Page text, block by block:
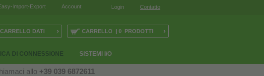
Login Contatto
Account
Import-Export
DI CONNESSIONE SISTEMI I/O
CARRELLO | 0 PRODOTTI ›
CARRELLO DATI ›
allo +39 039 6872611